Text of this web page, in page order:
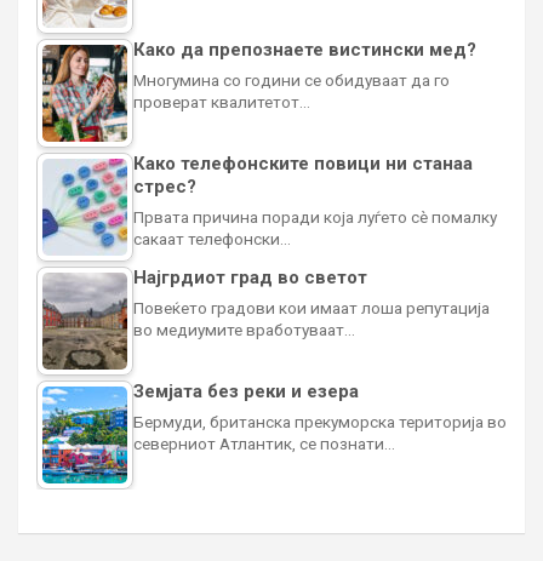
Како да препознаете вистински мед?
Многумина со години се обидуваат да го
проверат квалитетот…
Како телефонските повици ни станаа
стрес?
Првата причина поради која луѓето сè помалку
сакаат телефонски…
Најгрдиот град во светот
Повеќето градови кои имаат лоша репутација
во медиумите вработуваат…
Земјата без реки и езера
Бермуди, британска прекуморска територија во
северниот Атлантик, се познати…